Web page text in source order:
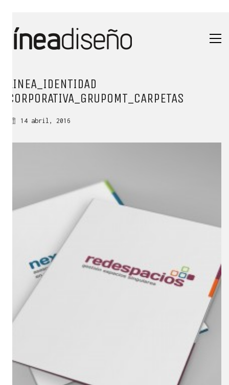
LINEA_IDENTIDAD
CORPORATIVA_GRUPOMT_CARPETAS
14 abril, 2016